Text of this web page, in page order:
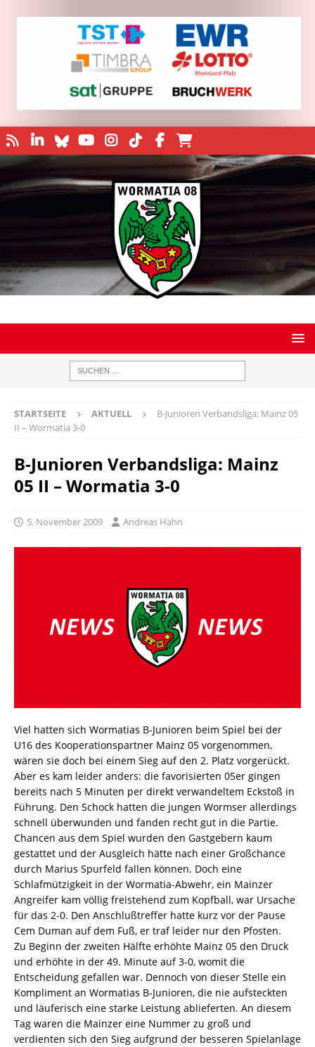
STARTSEITE AKTUELL
B-Junioren Verbandsliga: Mainz 05
II – Wormatia 3-0
B-Junioren Verbandsliga: Mainz
05 II – Wormatia 3-0
5. November 2009 Andreas Hahn
Viel hatten sich Wormatias B-Junioren beim Spiel bei der
U16 des Kooperationspartner Mainz 05 vorgenommen,
wären sie doch bei einem Sieg auf den 2. Platz vorgerückt.
Aber es kam leider anders: die favorisierten 05er gingen
bereits nach 5 Minuten per direkt verwandeltem Eckstoß in
Führung. Den Schock hatten die jungen Wormser allerdings
schnell überwunden und fanden recht gut in die Partie.
Chancen aus dem Spiel wurden den Gastgebern kaum
gestattet und der Ausgleich hätte nach einer Großchance
durch Marius Spurfeld fallen können. Doch eine
Schlafmützigkeit in der Wormatia-Abwehr, ein Mainzer
Angreifer kam völlig freistehend zum Kopfball, war Ursache
für das 2-0. Den Anschlußtreffer hatte kurz vor der Pause
Cem Duman auf dem Fuß, er traf leider nur den Pfosten.
Zu Beginn der zweiten Hälfte erhöhte Mainz 05 den Druck
und erhöhte in der 49. Minute auf 3-0, womit die
Entscheidung gefallen war. Dennoch von dieser Stelle ein
Kompliment an Wormatias B-Junioren, die nie aufsteckten
und läuferisch eine starke Leistung ablieferten. An diesem
Tag waren die Mainzer eine Nummer zu groß und
verdienten sich den Sieg aufgrund der besseren Spielanlage